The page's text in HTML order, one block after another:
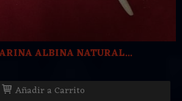
ALBINA NATURAL...
Añadir a Carrito